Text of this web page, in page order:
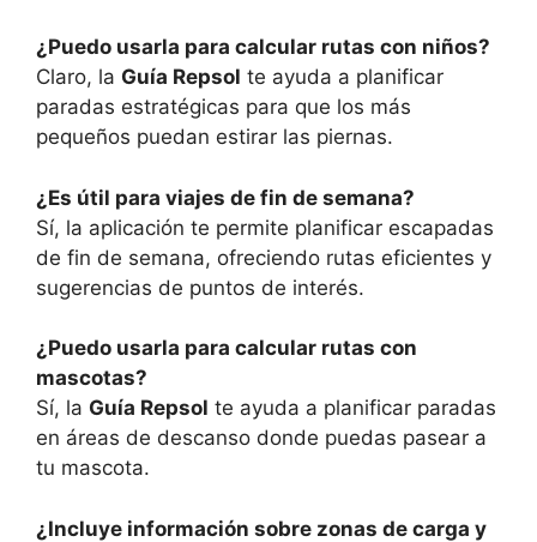
¿Puedo usarla para calcular rutas con niños?
Claro, la Guía Repsol te ayuda a planificar
paradas estratégicas para que los más
pequeños puedan estirar las piernas.
¿Es útil para viajes de fin de semana?
Sí, la aplicación te permite planificar escapadas
de fin de semana, ofreciendo rutas eficientes y
sugerencias de puntos de interés.
¿Puedo usarla para calcular rutas con
mascotas?
Sí, la Guía Repsol te ayuda a planificar paradas
en áreas de descanso donde puedas pasear a
tu mascota.
¿Incluye información sobre zonas de carga y